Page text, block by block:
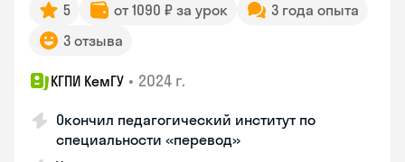
5 от 1090 ₽ за урок
3 года опыта
3 отзыва
КГПИ КемГУ • 2024 г.
Окончил педагогический институт по
специальности «перевод»